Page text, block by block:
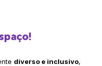
diverso e inclusivo,